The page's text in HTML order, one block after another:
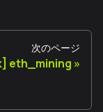
次のページ
eth_mining